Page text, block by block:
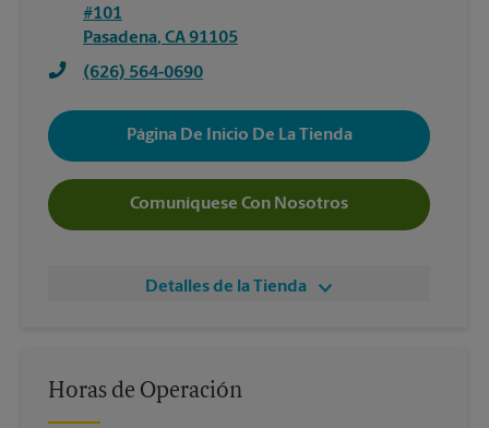
#101
Pasadena, CA91105
(626) 564-0690
Página De Inicio De La Tienda
Comuníquese Con Nosotros
Detalles de la Tienda
Horas de Operación